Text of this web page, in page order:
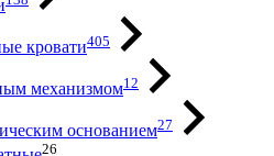
кровати405
механизмом12
основанием27
26